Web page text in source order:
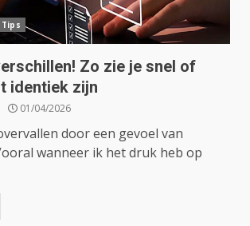
Tips
Zo zie je snel of
identiek zijn
01/04/2026
door een gevoel van
wanneer ik het druk heb op